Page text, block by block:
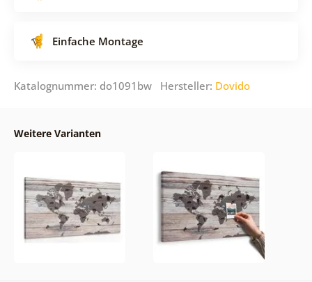
Einfache Montage
Katalognummer: do1091bw Hersteller: Dovido
Weitere Varianten